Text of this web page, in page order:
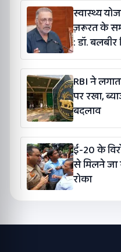
स्वास्थ्य
ज़रूरत के
: डॉ. बलबीर
RBI ने
पर रखा,
बदलाव
ई-20 के
से मिलने जा
रोका